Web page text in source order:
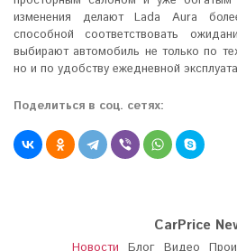
CarPrice
изменения делают Lada Aura
способной соответствовать
выбирают автомобиль не только по
но и по удобству ежедневной
Поделиться в соц. сетях: